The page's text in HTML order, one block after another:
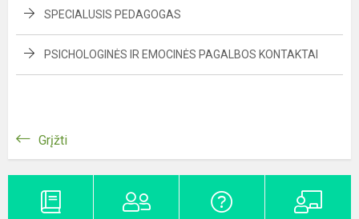
SPECIALUSIS PEDAGOGAS
PSICHOLOGINĖS IR EMOCINĖS PAGALBOS KONTAKTAI
Grįžti